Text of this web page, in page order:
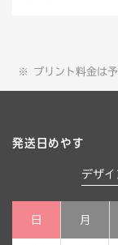
プリント料金は
発送日めやす
デザイ
日 月